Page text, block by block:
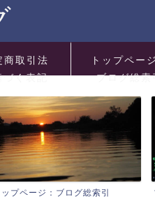
商取引法
づく表記
トップペー
ブログ総索
ップページ：ブログ総索引